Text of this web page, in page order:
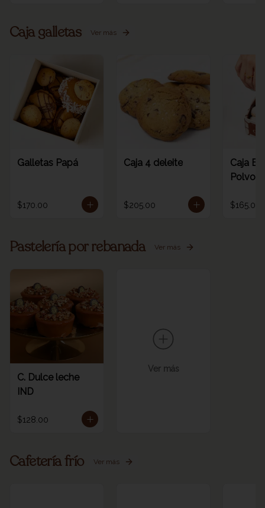
Caja galletas Ver más
Galletas Papá
$170.00
Caja 4 deleite
$205.00
Caja
$165.00
Pastelería por rebanada Ver más
C. Dulce leche
IND
$128.00
Ver más
Cafetería frío Ver más